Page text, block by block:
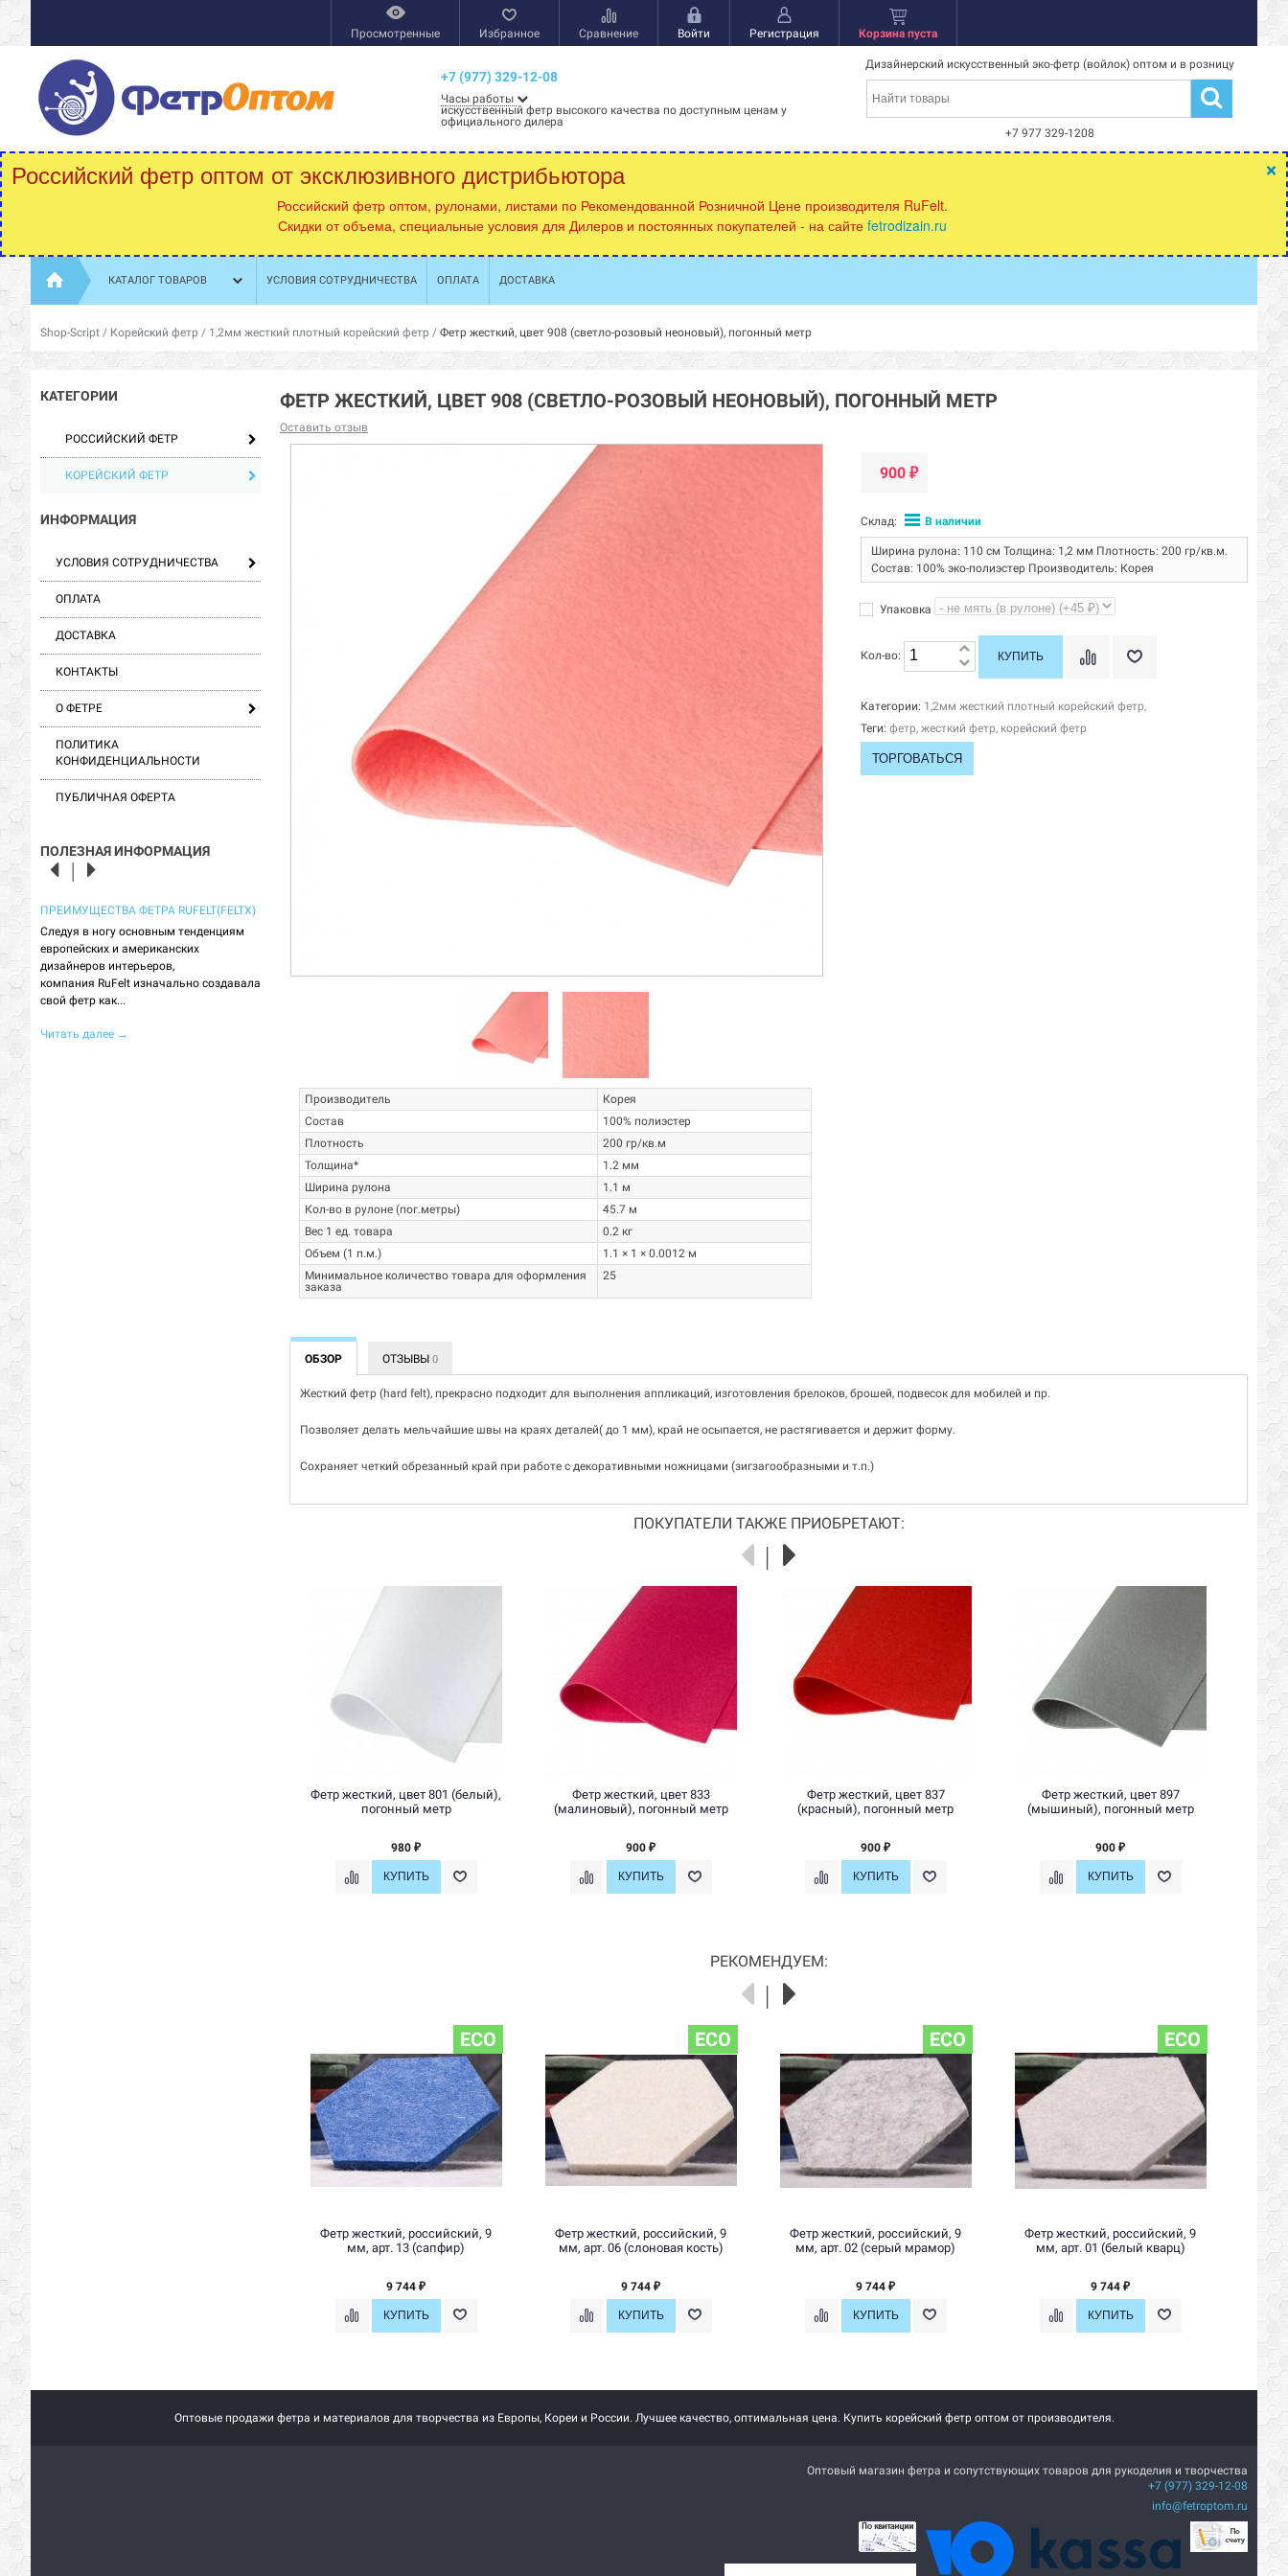
Просмотренные Избранное Сравнение Войти Регистрация Корзина пуста
+7 (977) 329-12-08
Часы работы
искусственный фетр высокого качества по доступным ценам у
официального дилера
Дизайнерский искусственный эко-фетр (войлок) оптом и в розницу
+7 977 329-1208
×
Российский фетр оптом от эксклюзивного дистрибьютора
Российский фетр оптом, рулонами, листами по Рекомендованной Розничной Цене производителя RuFelt.
Скидки от объема, специальные условия для Дилеров и постоянных покупателей - на сайте fetrodizain.ru
КАТАЛОГ ТОВАРОВ УСЛОВИЯ СОТРУДНИЧЕСТВА ОПЛАТА ДОСТАВКА
Shop-Script / Корейский фетр / 1,2мм жесткий плотный корейский фетр / Фетр жесткий, цвет 908 (светло-розовый неоновый), погонный метр
КАТЕГОРИИ
РОССИЙСКИЙ ФЕТР
КОРЕЙСКИЙ ФЕТР
ИНФОРМАЦИЯ
УСЛОВИЯ СОТРУДНИЧЕСТВА
ОПЛАТА
ДОСТАВКА
КОНТАКТЫ
О ФЕТРЕ
ПОЛИТИКА
КОНФИДЕНЦИАЛЬНОСТИ
ПУБЛИЧНАЯ ОФЕРТА
ПОЛЕЗНАЯ ИНФОРМАЦИЯ
ПРЕИМУЩЕСТВА ФЕТРА RUFELT(FELTX)
Следуя в ногу основным тенденциям
европейских и американских
дизайнеров интерьеров,
компания RuFelt изначально создавала
свой фетр как...
Читать далее →
"Фелтикс"...
ФЕТР ЖЕСТКИЙ, ЦВЕТ 908 (СВЕТЛО-РОЗОВЫЙ НЕОНОВЫЙ), ПОГОННЫЙ МЕТР
Оставить отзыв
Производитель
Корея
Состав
100% полиэстер
Плотность
200 гр/кв.м
Толщина*
1.2 мм
Ширина рулона
1.1 м
Кол-во в рулоне (пог.метры)
45.7 м
Вес 1 ед. товара
0.2 кг
Объем (1 п.м.)
1.1 × 1 × 0.0012 м
Минимальное количество товара для оформления
заказа
25
900 ₽
Склад: В наличии
Ширина рулона: 110 см Толщина: 1,2 мм Плотность: 200 гр/кв.м.
Состав: 100% эко-полиэстер Производитель: Корея
Упаковка
Кол-во:
Категории: 1,2мм жесткий плотный корейский фетр,
Теги: фетр, жесткий фетр, корейский фетр
ТОРГОВАТЬСЯ
ОБЗОР ОТЗЫВЫ 0
Жесткий фетр (hard felt), прекрасно подходит для выполнения аппликаций, изготовления брелоков, брошей, подвесок для мобилей и пр.
Позволяет делать мельчайшие швы на краях деталей( до 1 мм), край не осыпается, не растягивается и держит форму.
Сохраняет четкий обрезанный край при работе с декоративными ножницами (зигзагообразными и т.п.)
ПОКУПАТЕЛИ ТАКЖЕ ПРИОБРЕТАЮТ:
Фетр жесткий, цвет 801 (белый),
погонный метр
980 ₽
Фетр жесткий, цвет 833
(малиновый), погонный метр
900 ₽
Фетр жесткий, цвет 837
(красный), погонный метр
900 ₽
Фетр жесткий, цвет 897
(мышиный), погонный метр
900 ₽
РЕКОМЕНДУЕМ:
ECO
Фетр жесткий, российский, 9
мм, арт. 13 (сапфир)
9 744 ₽
ECO
Фетр жесткий, российский, 9
мм, арт. 06 (слоновая кость)
9 744 ₽
ECO
Фетр жесткий, российский, 9
мм, арт. 02 (серый мрамор)
9 744 ₽
ECO
Фетр жесткий, российский, 9
мм, арт. 01 (белый кварц)
9 744 ₽
Оптовые продажи фетра и материалов для творчества из Европы, Кореи и России. Лучшее качество, оптимальная цена. Купить корейский фетр оптом от производителя.
Оптовый магазин фетра и сопутствующих товаров для рукоделия и творчества
+7 (977) 329-12-08
info@fetroptom.ru